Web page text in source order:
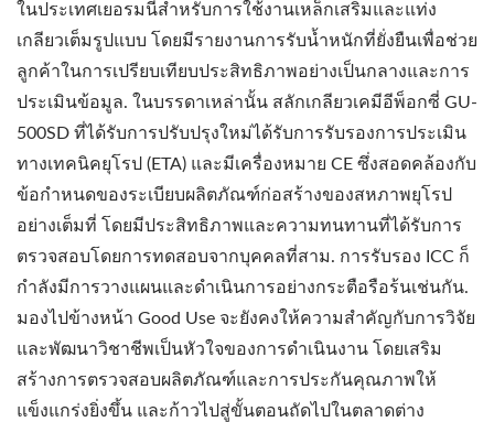
ในประเทศเยอรมนีสำหรับการใช้งานเหล็กเสริมและแท่ง
เกลียวเต็มรูปแบบ โดยมีรายงานการรับน้ำหนักที่ยั่งยืนเพื่อช่วย
ลูกค้าในการเปรียบเทียบประสิทธิภาพอย่างเป็นกลางและการ
ประเมินข้อมูล. ในบรรดาเหล่านั้น สลักเกลียวเคมีอีพ็อกซี่ GU-
500SD ที่ได้รับการปรับปรุงใหม่ได้รับการรับรองการประเมิน
ทางเทคนิคยุโรป (ETA) และมีเครื่องหมาย CE ซึ่งสอดคล้องกับ
ข้อกำหนดของระเบียบผลิตภัณฑ์ก่อสร้างของสหภาพยุโรป
อย่างเต็มที่ โดยมีประสิทธิภาพและความทนทานที่ได้รับการ
ตรวจสอบโดยการทดสอบจากบุคคลที่สาม. การรับรอง ICC ก็
กำลังมีการวางแผนและดำเนินการอย่างกระตือรือร้นเช่นกัน.
มองไปข้างหน้า Good Use จะยังคงให้ความสำคัญกับการวิจัย
และพัฒนาวิชาชีพเป็นหัวใจของการดำเนินงาน โดยเสริม
สร้างการตรวจสอบผลิตภัณฑ์และการประกันคุณภาพให้
แข็งแกร่งยิ่งขึ้น และก้าวไปสู่ขั้นตอนถัดไปในตลาดต่าง